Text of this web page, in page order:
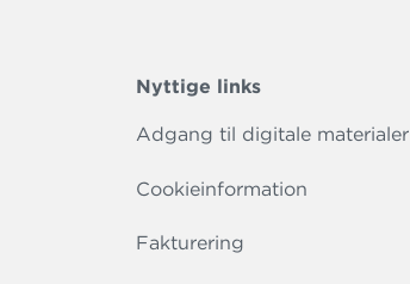
Nyttige links
Adgang til digitale materialer
Cookieinformation
Fakturering